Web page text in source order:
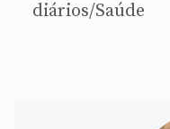
diários/Saúde